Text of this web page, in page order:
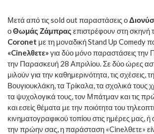
Μετά από τις sold out παραστάσεις ο
οΘωμάς Ζάμπρας επιστρέφουν στη σκηνή
Coronet με τη μοναδική Stand Up Comedy
«Cineλθετε»για δύο μόνο παραστάσεις την
την Παρασκευή 28 Απριλίου. Σε δύο ώρες
μιλούν για την καθημερινότητα, τις σχέσεις,
Βουγιουκλάκη, τα Τρίκαλα, τα σχολικά τους
τα ψυχολογικά τους, τον Μπάτμαν και τις
και εσείς θέματα με την ποιότητα του
κινηματογραφικού τοπίου στις ημέρες μας,
την πρώην σας, η παράσταση «Cineλθετε»